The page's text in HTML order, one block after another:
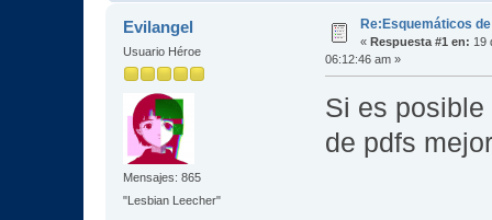
Evilangel
Usuario Héroe
Mensajes: 865
"Lesbian Leecher"
Re:Esquemáticos
« Respuesta #1 en: 19
06:12:46 am »
Si es
de pdfs